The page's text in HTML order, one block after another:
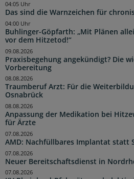
Das sind die Warnzeichen für
04:05 Uhr
Buhlinger-Göpfarth: „Mit Plänen
vor dem Hitzetod!“
04:00 Uhr
Praxisbegehung angekündigt? Die
Vorbereitung
09.08.2026
Traumberuf Arzt: Für die
Osnabrück
08.08.2026
Anpassung der Medikation bei
für Ärzte
08.08.2026
AMD: Nachfüllbares Implantat statt
07.08.2026
Neuer Bereitschaftsdienst in
07.08.2026
07.08.2026